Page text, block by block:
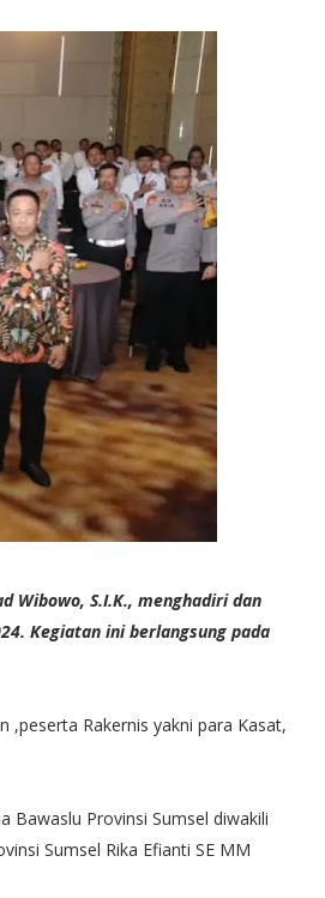
Wibowo, S.I.K., menghadiri dan
Kegiatan ini berlangsung pada
Rakernis yakni para Kasat,
Bawaslu Provinsi Sumsel diwakili
Sumsel Rika Efianti SE MM